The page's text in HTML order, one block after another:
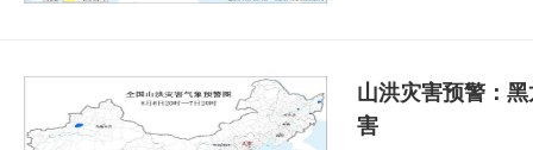
山洪灾害预警：
害